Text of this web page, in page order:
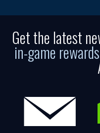
Get the latest
in-game rewards